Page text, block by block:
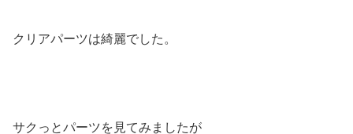
クリアパーツは綺麗でした。
サクっとパーツを見てみましたが